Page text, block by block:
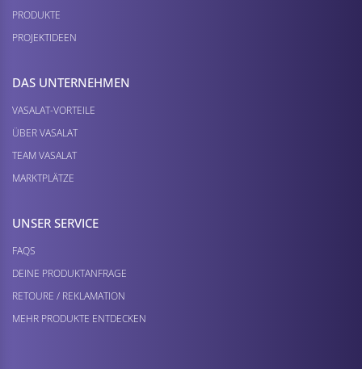
PRODUKTE
PROJEKTIDEEN
DAS UNTERNEHMEN
VASALAT-VORTEILE
ÜBER VASALAT
TEAM VASALAT
MARKTPLÄTZE
UNSER SERVICE
FAQS
DEINE PRODUKTANFRAGE
RETOURE / REKLAMATION
MEHR PRODUKTE ENTDECKEN